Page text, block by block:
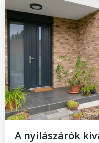
A nyílászárók